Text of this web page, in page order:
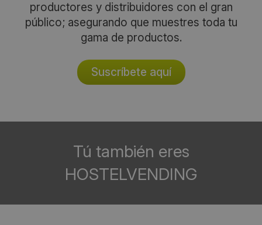
productores y distribuidores con el gran
público; asegurando que muestres toda tu
gama de productos.
Suscríbete aquí
Tú también eres
HOSTELVENDING